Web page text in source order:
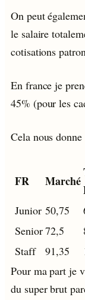
On peut
le salaire
cotisations
En france je
45% (pour les
Cela nous donne
FR Marché
Junior 50,75
Senior72,5
Staff
91,35
Pour ma part je
du super brut